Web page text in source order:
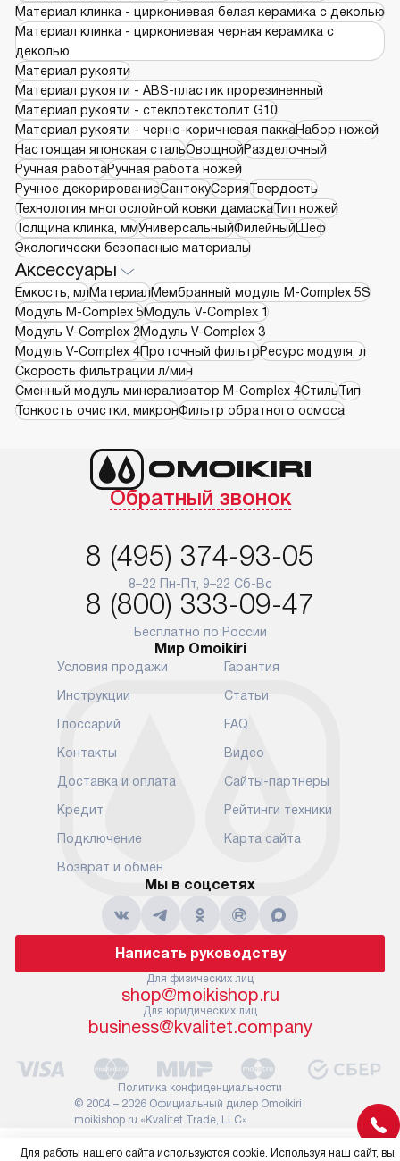
Материал клинка - циркониевая белая керамика с деколью
Материал клинка - циркониевая черная керамика с
деколью
Материал рукояти
Материал рукояти - ABS-пластик прорезиненный
Материал рукояти - стеклотекстолит G10
Материал рукояти - черно-коричневая паккаНабор ножей
Настоящая японская стальОвощнойРазделочный
Ручная работаРучная работа ножей
Ручное декорированиеСантокуСерияТвердость
Технология многослойной ковки дамаскаТип ножей
Толщина клинка, ммУниверсальныйФилейныйШеф
Экологически безопасные материалы
Аксессуары
Емкость, млМатериалМембранный модуль М-Complex 5S
Модуль M-Complex 5Модуль V-Complex 1
Модуль V-Complex 2Модуль V-Complex 3
Модуль V-Complex 4Проточный фильтрРесурс модуля, л
Скорость фильтрации л/мин
Сменный модуль минерализатор М-Complex 4СтильТип
Тонкость очистки, микронФильтр обратного осмоса
Обратный звонок
8 (495) 374-93-05
8–22 Пн-Пт, 9–22 Сб-Вс
8 (800) 333-09-47
Бесплатно по России
Мир Omoikiri
Условия продажи
Инструкции
Глоссарий
Контакты
Доставка и оплата
Кредит
Подключение
Возврат и обмен
Гарантия
Статьи
FAQ
Видео
Сайты-партнеры
Рейтинги техники
Карта сайта
Мы в соцсетях
Написать руководству
Для физических лиц
shop@moikishop.ru
Для юридических лиц
business@kvalitet.company
© 2004 – 2026 Официальный дилер Omoikiri
moikishop.ru «Kvalitet Trade, LLC»
Политика конфиденциальности
Для работы нашего сайта используются cookie. Используя наш сайт, вы